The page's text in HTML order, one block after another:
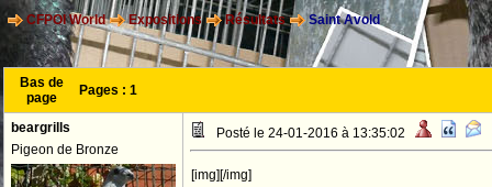
CFPOI World Expositions Résultats Saint Avold
Bas de
page
Pages : 1
beargrills
Pigeon de Bronze
Posté le 24-01-2016 à 13:35:02
[img][/img]